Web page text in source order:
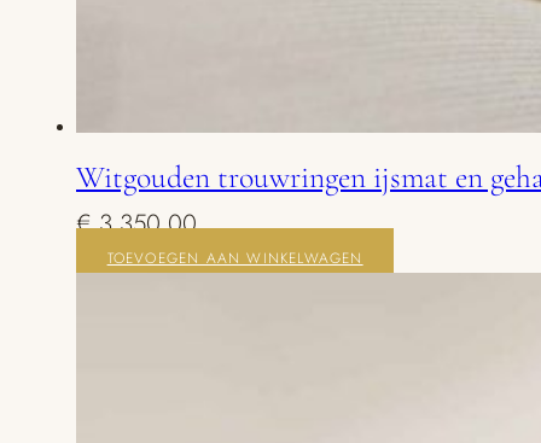
Witgouden trouwringen ijsmat en
€3.350,00
TOEVOEGEN AAN WINKELWAGEN